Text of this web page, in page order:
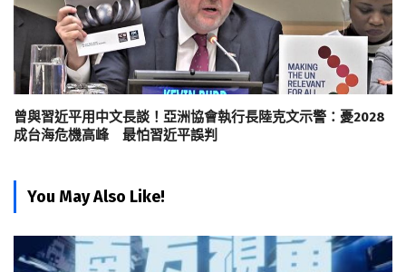
曾與習近平用中文長談！亞洲協會執行長陸克文示警：憂2028
成台海危機高峰 最怕習近平誤判
You May Also Like!